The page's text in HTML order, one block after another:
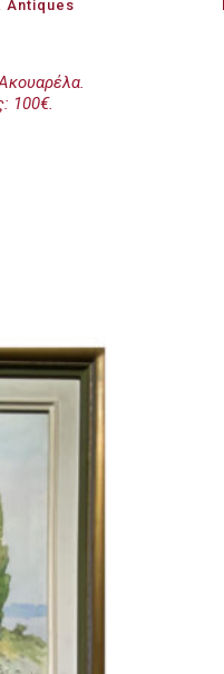
Antiques
100€.